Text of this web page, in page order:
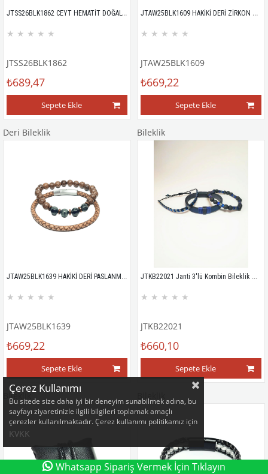
JTSS26BLK1862 CEYT HEMATİT DOĞALTAŞ ESNEK ve MIKNATISLI KİLİT HAKİKİ DERİ MAZLZEME BORDO 8 MM GARANTİLİ KUTULU KOMBİN JANTİ BİLEKLİK
★ ★ ★ ★ ★
JTSS26BLK1862
₺689,47
Sepete Ekle
JTAW25BLK1609 HAKİKİ DERİ ZİRKON TAŞLI ALAŞIMLI METAL MIKNATIS KAPAMA ile ONYX ve HEMATİT DOĞALTAŞ ESNEK KOMBİN SİYAH GARANTİLİ HEDİYE KUTULU JANTİ BİLEKLİK
★ ★ ★ ★ ★
JTAW25BLK1609
₺669,22
Sepete Ekle
Deri Bileklik
JTAW25BLK1639 HAKİKİ DERİ PASLANMAZ ÇELİK KAPAMA MAZI AĞACI SERPANTİN ve HEMATİT DOĞALTAŞ BEJ GARANTİLİ HEDİYE KUTULU JANTİ BİLEKLİK
★ ★ ★ ★ ★
JTAW25BLK1639
₺669,22
Sepete Ekle
Bileklik
JTKB22021 Janti 3'lü Kombin Bileklik Hakiki Deri Orijinal Lav Hematit Doğaltaş Garantili Kutulu
★ ★ ★ ★ ★
JTKB22021
₺660,10
Sepete Ekle
Bileklik Bileklik
Whatsapp Sipariş Vermek İçin Tıklayın
Çerez Kullanımı
Bu sitede size daha iyi bir deneyim sunabilmek adına, bu
sayfayı ziyaretinizle ilgili bilgileri toplamak amaçlı
çerezler kullanılmaktadır. Çerez kullanımı politikamız için
KVKK